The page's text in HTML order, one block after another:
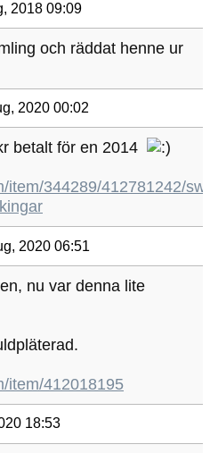
2018 09:09
och räddat henne ur
2020 00:02
betalt för en 2014
item/344289/412781242/
2020 06:51
nu var denna lite
item/412018195
18:53